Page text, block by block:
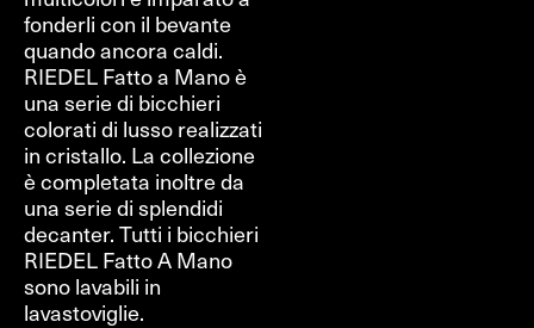
fonderli con il bevante
quando ancora caldi.
RIEDEL Fatto a Mano è
una serie di bicchieri
colorati di lusso realizzati
in cristallo. La collezione
è completata inoltre da
una serie di splendidi
decanter. Tutti i bicchieri
RIEDEL Fatto A Mano
sono lavabili in
lavastoviglie.